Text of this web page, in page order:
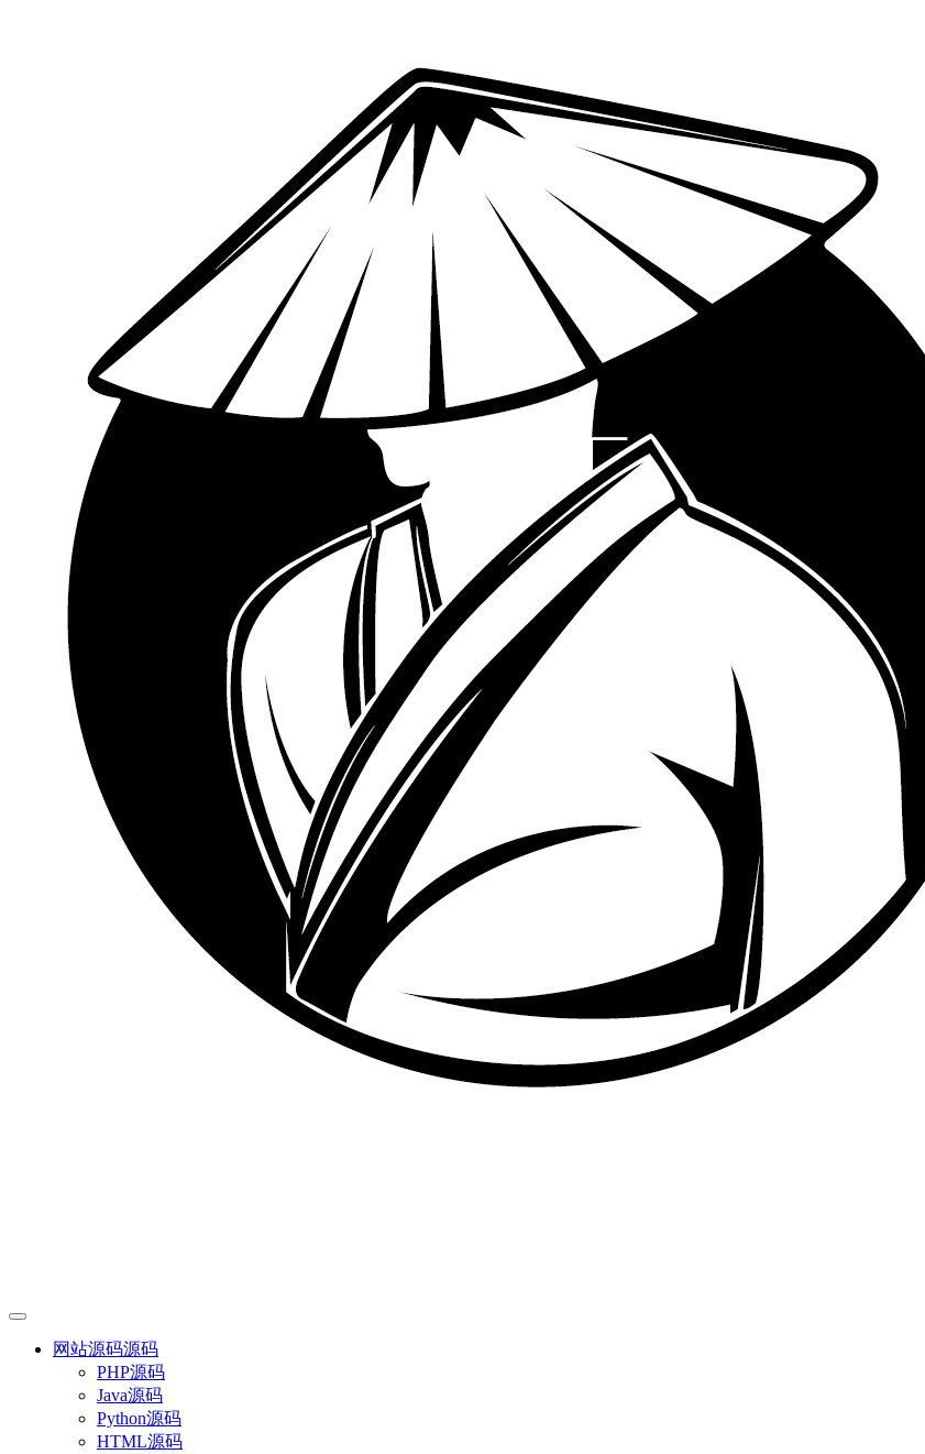
网站源码源码
PHP源码
Java源码
Python源码
HTML源码